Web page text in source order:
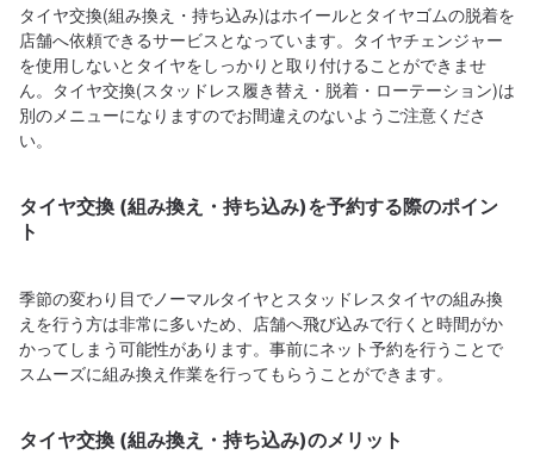
タイヤ交換(組み換え・持ち込み)はホイールとタイヤゴムの脱着を
店舗へ依頼できるサービスとなっています。タイヤチェンジャー
を使用しないとタイヤをしっかりと取り付けることができませ
ん。タイヤ交換(スタッドレス履き替え・脱着・ローテーション)は
別のメニューになりますのでお間違えのないようご注意くださ
い。
タイヤ交換 (組み換え・持ち込み)を予約する際のポイン
ト
季節の変わり目でノーマルタイヤとスタッドレスタイヤの組み換
えを行う方は非常に多いため、店舗へ飛び込みで行くと時間がか
かってしまう可能性があります。事前にネット予約を行うことで
スムーズに組み換え作業を行ってもらうことができます。
タイヤ交換 (組み換え・持ち込み)のメリット